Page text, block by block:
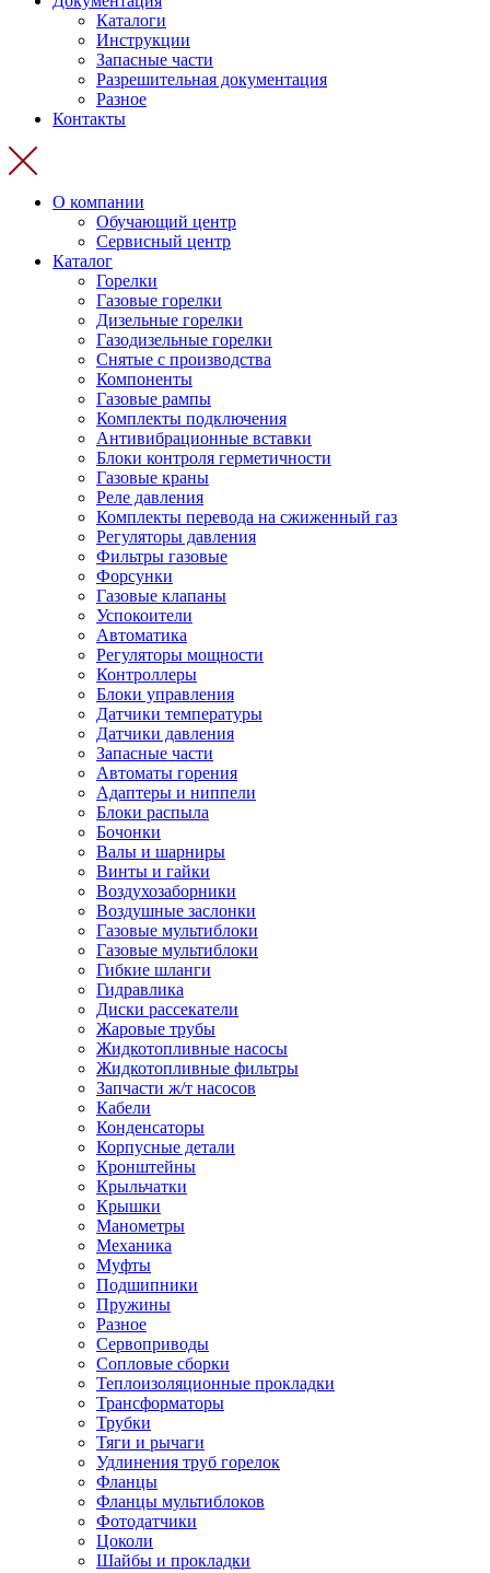
Каталоги
Инструкции
Запасные части
Разрешительная документация
Разное
Контакты
О компании
Обучающий центр
Сервисный центр
Каталог
Горелки
Газовые горелки
Дизельные горелки
Газодизельные горелки
Снятые с производства
Компоненты
Газовые рампы
Комплекты подключения
Антивибрационные вставки
Блоки контроля герметичности
Газовые краны
Реле давления
Комплекты перевода на сжиженный газ
Регуляторы давления
Фильтры газовые
Форсунки
Газовые клапаны
Успокоители
Автоматика
Регуляторы мощности
Контроллеры
Блоки управления
Датчики температуры
Датчики давления
Запасные части
Автоматы горения
Адаптеры и ниппели
Блоки распыла
Бочонки
Валы и шарниры
Винты и гайки
Воздухозаборники
Воздушные заслонки
Газовые мультиблоки
Газовые мультиблоки
Гибкие шланги
Гидравлика
Диски рассекатели
Жаровые трубы
Жидкотопливные насосы
Жидкотопливные фильтры
Запчасти ж/т насосов
Кабели
Конденсаторы
Корпусные детали
Кронштейны
Крыльчатки
Крышки
Манометры
Механика
Муфты
Подшипники
Пружины
Разное
Сервоприводы
Сопловые сборки
Теплоизоляционные прокладки
Трансформаторы
Трубки
Тяги и рычаги
Удлинения труб горелок
Фланцы
Фланцы мультиблоков
Фотодатчики
Цоколи
Шайбы и прокладки